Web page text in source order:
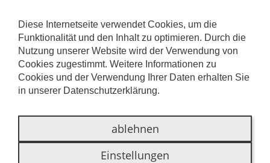
VLIESKASCHIERTE
MINERALPLATTEN
Diese Internetseite verwendet Cookies, um die
Funktionalität und den Inhalt zu optimieren. Durch die
Nutzung unserer Website wird der Verwendung von
Cookies zugestimmt. Weitere Informationen zu
Cookies und der Verwendung Ihrer Daten erhalten Sie
in unserer Datenschutzerklärung.
ablehnen
Einstellungen